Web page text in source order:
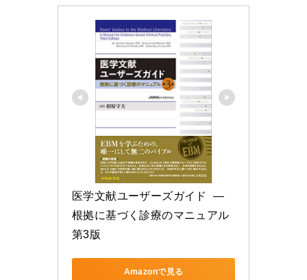
医学文献ユーザーズガイド  ―
根拠に基づく診療のマニュアル
第3版
Amazonで見る